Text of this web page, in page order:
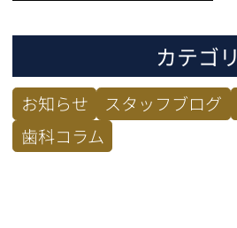
カテゴリ
お知らせ スタッフブログ
歯科コラム